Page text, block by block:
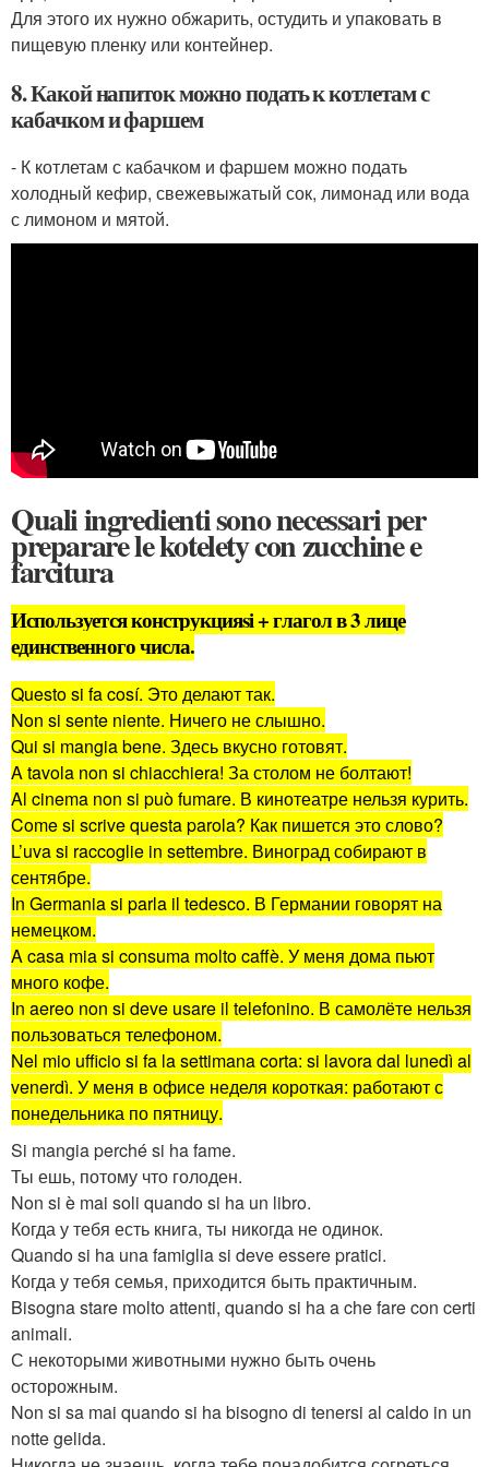
Для этого их нужно обжарить, остудить и упаковать в
пищевую пленку или контейнер.
8. Какой напиток можно подать к котлетам с
кабачком и фаршем
- К котлетам с кабачком и фаршем можно подать
холодный кефир, свежевыжатый сок, лимонад или вода
с лимоном и мятой.
Quali ingredienti sono necessari per
preparare le kotelety con zucchine e
farcitura
Используется конструкцияsi + глагол в 3 лице
единственного числа.
Questo si fa cosí. Это делают так.
Non si sente niente. Ничего не слышно.
Qui si mangia bene. Здесь вкусно готовят.
A tavola non si chiacchiera! За столом не болтают!
Al cinema non si può fumare. В кинотеатре нельзя курить.
Come si scrive questa parola? Как пишется это слово?
L’uva si raccoglie in settembre. Виноград собирают в
сентябре.
In Germania si parla il tedesco. В Германии говорят на
немецком.
A casa mia si consuma molto caffè. У меня дома пьют
много кофе.
In aereo non si deve usare il telefonino. В самолёте нельзя
пользоваться телефоном.
Nel mio ufficio si fa la settimana corta: si lavora dal lunedì al
venerdì. У меня в офисе неделя короткая: работают с
понедельника по пятницу.
Si mangia perché si ha fame.
Ты ешь, потому что голоден.
Non si è mai soli quando si ha un libro.
Когда у тебя есть книга, ты никогда не одинок.
Quando si ha una famiglia si deve essere pratici.
Когда у тебя семья, приходится быть практичным.
Bisogna stare molto attenti, quando si ha a che fare con certi
animali.
С некоторыми животными нужно быть очень
осторожным.
Non si sa mai quando si ha bisogno di tenersi al caldo in un
notte gelida.